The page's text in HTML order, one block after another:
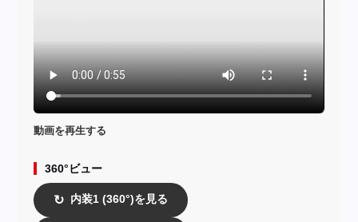
動画を再生する
360°ビュー
↻ 内装1 (360°)を見る